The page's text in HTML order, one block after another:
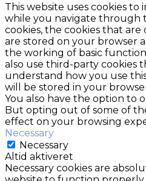
This website uses cookies
while you navigate through
cookies, the cookies that are
are stored on your browser
the working of basic
also use third-party cookies
understand how you use
will be stored in your
You also have the option to
But opting out of some of
effect on your browsing
Necessary
Necessary
Altid aktiveret
Necessary cookies are